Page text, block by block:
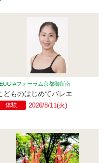
フォーラム京都御所南
どものはじめてバレエ
体験 2026/8/11(火)